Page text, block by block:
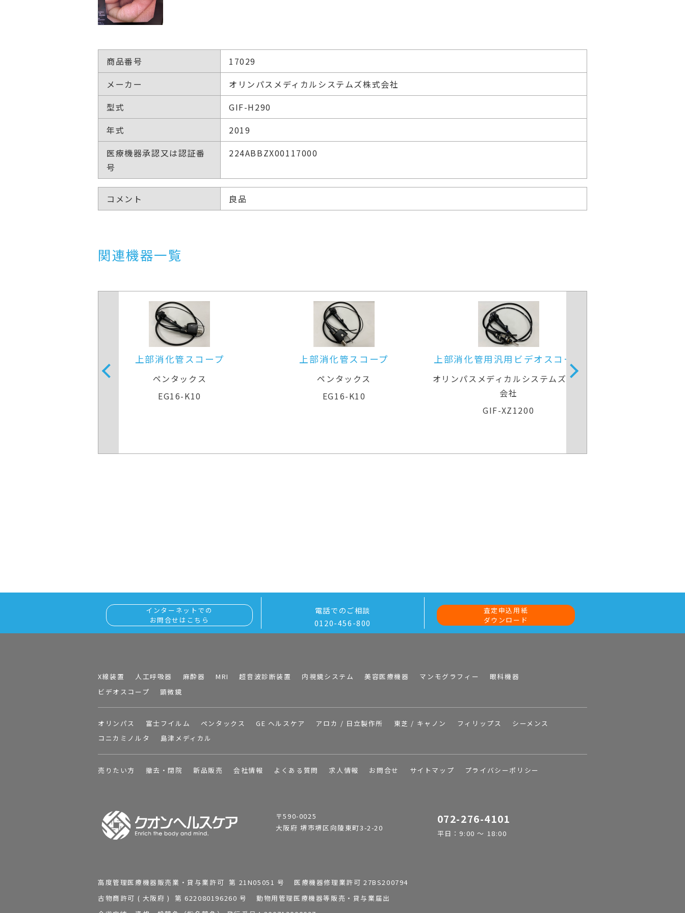
商品番号
17029
メーカー
オリンパスメディカルシステムズ株式会社
型式
GIF-H290
年式
2019
医療機器承認又は認証番
号
224ABBZX00117000
コメント 良品
関連機器一覧
上部消化管スコープ
ペンタックス
EG16-K10
上部消化管用汎用ビデオスコープ
オリンパスメディカルシステムズ株式
会社
上部消化管用経鼻スコープ
富士フイルムメディカル
EG-840N
インターネットでの
お問合せはこちら
電話でのご相談
0120-456-800
査定申込用紙
ダウンロード
X線装置 人工呼吸器 麻酔器 MRI 超音波診断装置 内視鏡システム 美容医療機器 マンモグラフィー
眼科機器
ビデオスコープ
顕微鏡
オリンパス 富士フイルム ペンタックス GE ヘルスケア アロカ / 日立製作所 東芝 / キャノン フィリップス
シーメンス
コニカミノルタ
島津メディカル
売りたい方 撤去・閉院 新品販売 会社情報 よくある質問 求人情報 お問合せ サイトマップ プライバシーポリシー
〒590-0025
大阪府 堺市堺区向陵東町3-2-20
072-276-4101
平日：9:00 ～ 18:00
高度管理医療機器販売業・貸与業許可 第 21N05051 号 医療機器修理業許可 27BS200794
古物商許可 ( 大阪府 ) 第 622080196260 号 動物用管理医療機器等販売・貸与業届出